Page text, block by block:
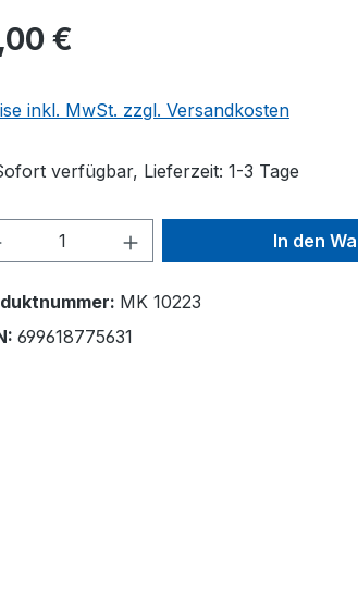
€
inkl. MwSt. zzgl. Versandkosten
verfügbar, Lieferzeit: 1-3 Tage
Anzahl: Gib denIn den
MK 10223
699618775631